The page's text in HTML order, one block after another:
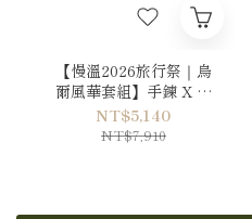
【慢溫2026旅行祭｜烏
爾風華套組】手鍊 X 耳
環
NT$5,140
NT$7,910